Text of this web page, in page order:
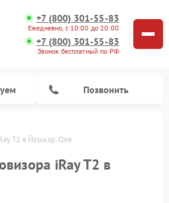
+7 (800) 301-55-83
Ежедневно, с 10:00 до 20:00
+7 (800) 301-55-83
Звонок бесплатный по РФ
Позвонить
T2 в Йошкар-Оле
iRay T2 в